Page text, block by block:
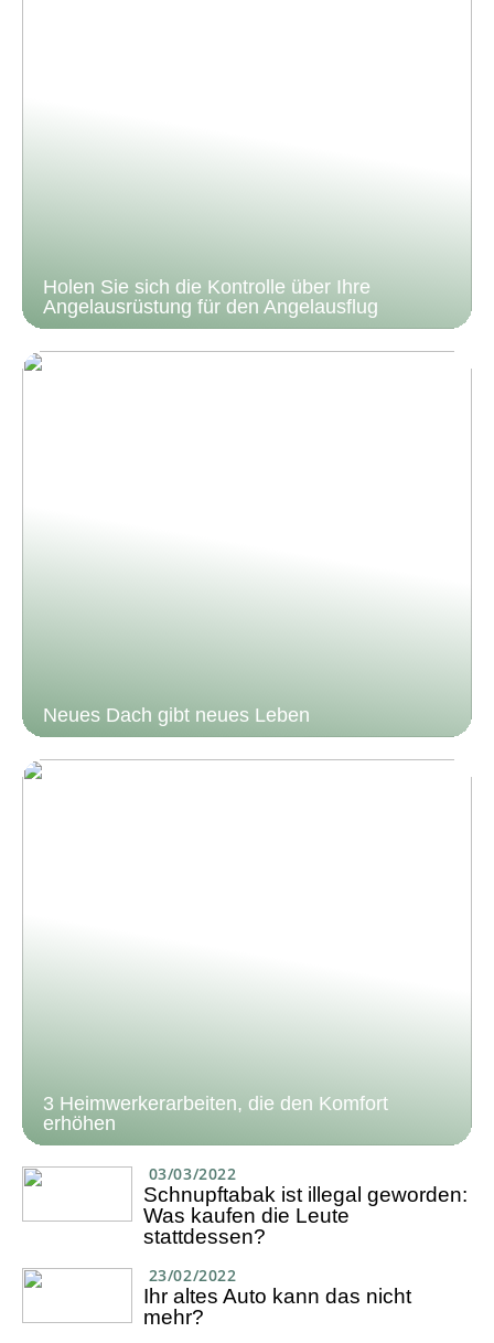
Holen Sie sich die Kontrolle über Ihre
Angelausrüstung für den Angelausflug
Neues Dach gibt neues Leben
3 Heimwerkerarbeiten, die den Komfort
erhöhen
03/03/2022
Schnupftabak ist illegal geworden:
Was kaufen die Leute
stattdessen?
23/02/2022
Ihr altes Auto kann das nicht
mehr?